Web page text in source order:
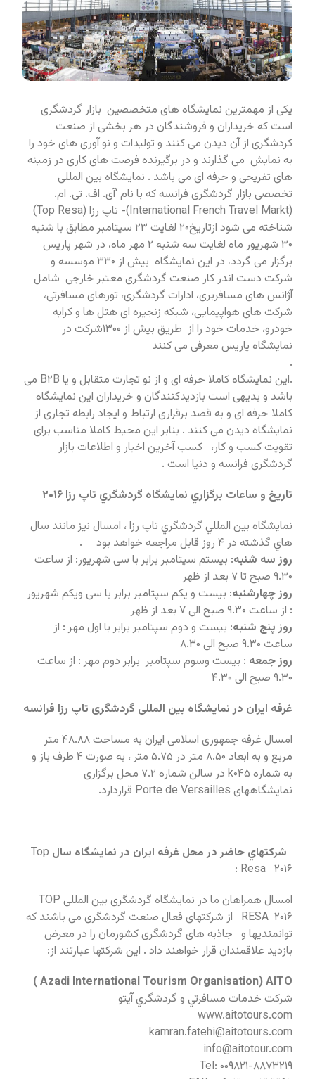
یکی از مهمترین نمایشگاه های متخصصین بازار گردشگری
است که خریداران و فروشندگان در هر بخشی از صنعت
کردشگری از آن دیدن می کنند و تولیدات و نو آوری های خود را
به نمایش می گذارند و در برگیرنده فرصت های کاری در زمینه
های تفریحی و حرفه ای می باشد . نمایشگاه بین المللی
تخصصی بازار گردشگری فرانسه که با نام ‘آی. اف. تی. ام.
(International French Travel Markt)- تاپ رزا (Top Resa)
شناخته می شود ازتاریخ۲۰ لغایت ۲۳ سپتامبر مطابق با شنبه
۳۰ شهریور ماه لغایت سه شنبه ۲ مهر ماه، در شهر پاریس
برگزار می گردد، در این نمایشگاه بیش از ۳۳۰ موسسه و
شرکت دست اندر کار صنعت گردشگری معتبر خارجی شامل
آژانس های مسافربری، ادارات گردشگری، تورهای مسافرتی،
شرکت های هواپیمایی، شبکه زنجیره ای هتل ها و کرایه
خودرو، خدمات خود را از طریق بیش از ۱۳۰۰شرکت در
نمایشگاه پاریس معرفی می کنند
.
.این نمایشگاه کاملا حرفه ای و از نو تجارت متقابل و یا B۲B می
باشد و بدیهی است بازدیدکنندگان و خریداران این نمایشگاه
کاملا حرفه ای و به قصد برقراری ارتباط و ایجاد رابطه تجاری از
نمایشگاه دیدن می کنند . بنابر این محیط کاملا مناسب برای
تقویت کسب و کار، کسب آخرین اخبار و اطلاعات بازار
گردشگری فرانسه و دنیا است .
تاريخ و ساعات برگزاري نمايشگاه گردشگري تاپ رزا ۲۰۱۶
نمايشگاه بين المللي گردشگري تاپ رزا ، امسال نيز مانند سال
هاي گذشته در ۴ روز قابل مراجعه خواهد بود .
روز سه شنبه: بیستم سپتامبر برابر با سی شهریور: از ساعت
۹.۳۰ صبح تا ۷ بعد از ظهر
روز چهارشنبه: بیست و یکم سپتامبر برابر با سی ویکم شهریور
: از ساعت ۹.۳۰ صبح الی ۷ بعد از ظهر
روز پنج شنبه: بیست و دوم سپتامبر برابر با اول مهر : از
ساعت ۹.۳۰ صبح الی ۸.۳۰
روز جمعه : بیست وسوم سپتامبر برابر دوم مهر : از ساعت
۹.۳۰ صبح الی ۴.۳۰
غرفه ایران در نمایشگاه بین المللی گردشگری تاپ رزا فرانسه
امسال غرفه جمهوری اسلامی ایران به مساحت ۴۸.۸۸ متر
مربع و به ابعاد ۸.۵۰ متر در ۵.۷۵ متر ، به صورت ۴ طرف باز و
به شماره k۰۴۵ در سالن شماره ۷.۲ محل برگزاری
نمايشگاههای Porte de Versailles قراردارد.
شركتهاي حاضر در محل غرفه ايران در نمايشگاه سال Top
Resa ۲۰۱۶ :
امسال همراهان ما در نمایشگاه گردشگری بین المللی TOP
RESA ۲۰۱۶ از شرکتهای فعال صنعت گردشگری می باشند که
توانمندیها و جاذبه های گردشگری کشورمان را در معرض
بازدید علاقمندان قرار خواهند داد . این شرکتها عبارتند از:
Azadi International Tourism Organisation) AITO )
شركت خدمات مسافرتي و گردشگري آيتو
www.aitotours.com
kamran.fatehi@aitotours.com
info@aitotour.com
Tel: ۰۰۹۸۲۱-۸۸۷۳۲۱۹